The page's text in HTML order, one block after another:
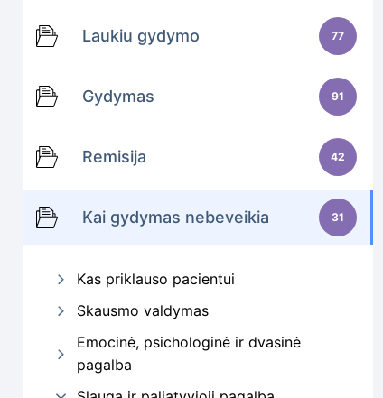
Laukiu gydymo 77
Gydymas 91
Remisija 42
Kai gydymas nebeveikia 31
Kas priklauso pacientui
Skausmo valdymas
Emocinė, psichologinė ir dvasinė
pagalba